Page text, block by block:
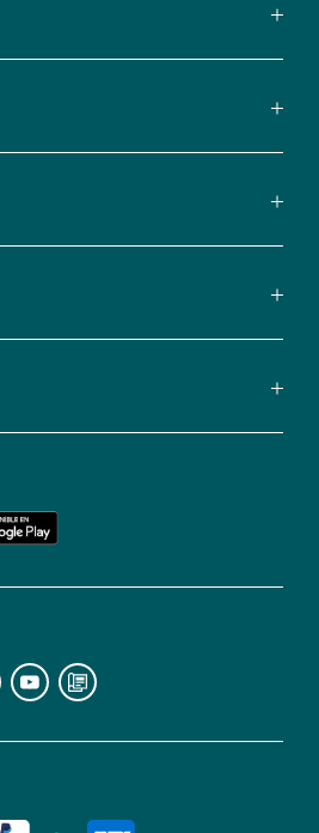
aceptas
comerciales
personalizadas
parte
Redoute.
de
en
cualquier
Para
información,
puedes
nuestra
de